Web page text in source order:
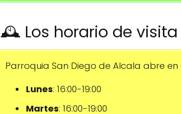
🕰️ Los horario de visita
Parroquia San Diego de Alcala abre en
Lunes: 16:00-19:00
Martes: 16:00-19:00